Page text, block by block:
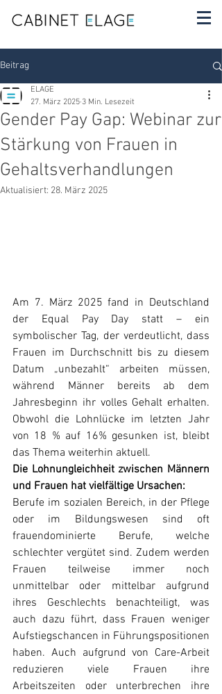
Beitrag
Gender Pay Gap: Webinar zur
Stärkung von Frauen in
Gehaltsverhandlungen
ELAGE
27. März 2025 3 Min. Lesezeit
Aktualisiert: 28. März 2025
Am 7. März 2025 fand in Deutschland
der Equal Pay Day statt – ein
symbolischer Tag, der verdeutlicht, dass
Frauen im Durchschnitt bis zu diesem
Datum „unbezahlt“ arbeiten müssen,
während Männer bereits ab dem
Jahresbeginn ihr volles Gehalt erhalten.
Obwohl die Lohnlücke im letzten Jahr
von 18 % auf 16% gesunken ist, bleibt
das Thema weiterhin aktuell.
Die Lohnungleichheit zwischen Männern
und Frauen hat vielfältige Ursachen:
Berufe im sozialen Bereich, in der Pflege
oder im Bildungswesen sind oft
frauendominierte Berufe, welche
schlechter vergütet sind. Zudem werden
Frauen teilweise immer noch
unmittelbar oder mittelbar aufgrund
ihres Geschlechts benachteiligt, was
auch dazu führt, dass Frauen weniger
Aufstiegschancen in Führungspositionen
haben. Auch aufgrund von Care-Arbeit
reduzieren viele Frauen ihre
Arbeitszeiten oder unterbrechen ihre